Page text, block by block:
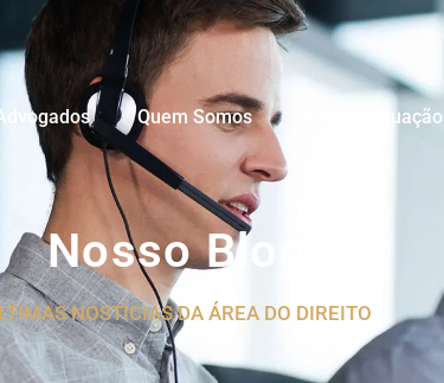
Quem Somos Área de Atuação
Nosso Blog
NOSTÍCIAS DA ÁREA DO DIREITO